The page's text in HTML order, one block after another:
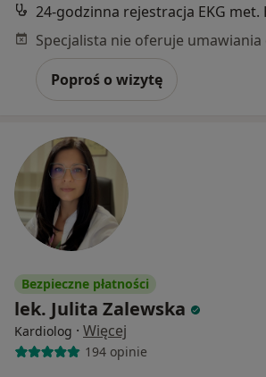
24-godzinna rejestracja EKG met.
Poproś o wizytę
Bezpieczne płatności
lek. Julita Zalewska
Kardiolog · Więcej
194 opinie